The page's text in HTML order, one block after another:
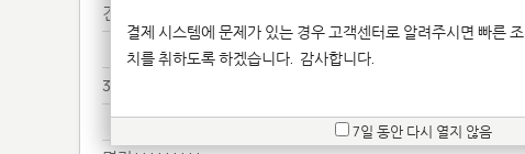
견적*********
견적*********
3d***********
3d***********
결제 시스템에 문제가 있는 경우 고객센터로 알려주시면 빠른 조
치를 취하도록 하겠습니다. 감사합니다.
7일 동안 다시 열지 않음